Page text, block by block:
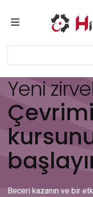
Yeni
Beceri kazanın ve bir